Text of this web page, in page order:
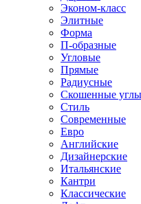
Эконом-класс
Элитные
Форма
П-образные
Угловые
Прямые
Радиусные
Скошенные углы
Стиль
Современные
Евро
Английские
Дизайнерские
Итальянские
Кантри
Классические